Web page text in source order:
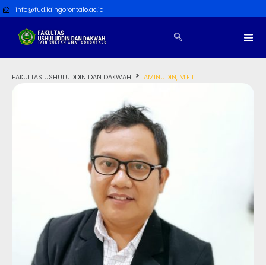
info@fud.iaingorontalo.ac.id
FAKULTAS USHULUDDIN DAN DAKWAH AMINUDIN, M.FIL.I